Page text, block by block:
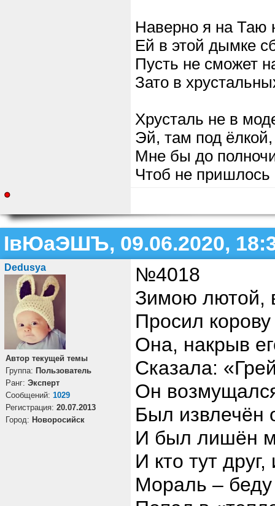
Наверно я на Таю
Ей в этой дымке
Пусть не сможет
Зато в
Хрусталь не в
Эй, там под
Мне бы до
Чтоб не пришлось
ІвЮаЭШЪ, 09.06.2020,
Dedusya
Автор текущей темы
Группа: Пользователь
Ранг: Эксперт
Cообщений: 1029
Регистрация: 20.07.2013
Город: Новоросийск
№4018
Зимою лютой,
Просил
Она, накрыв
Сказала:
Он
Был извлечён
И был лишён
И кто тут друг,
Мораль –